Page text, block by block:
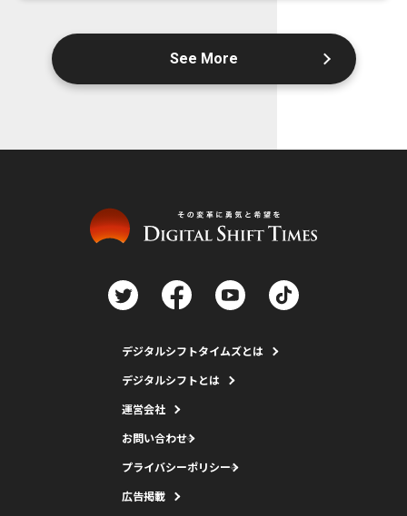
See More
デジタルシフトタイムズとは
デジタルシフトとは
運営会社
お問い合わせ
プライバシーポリシー
広告掲載